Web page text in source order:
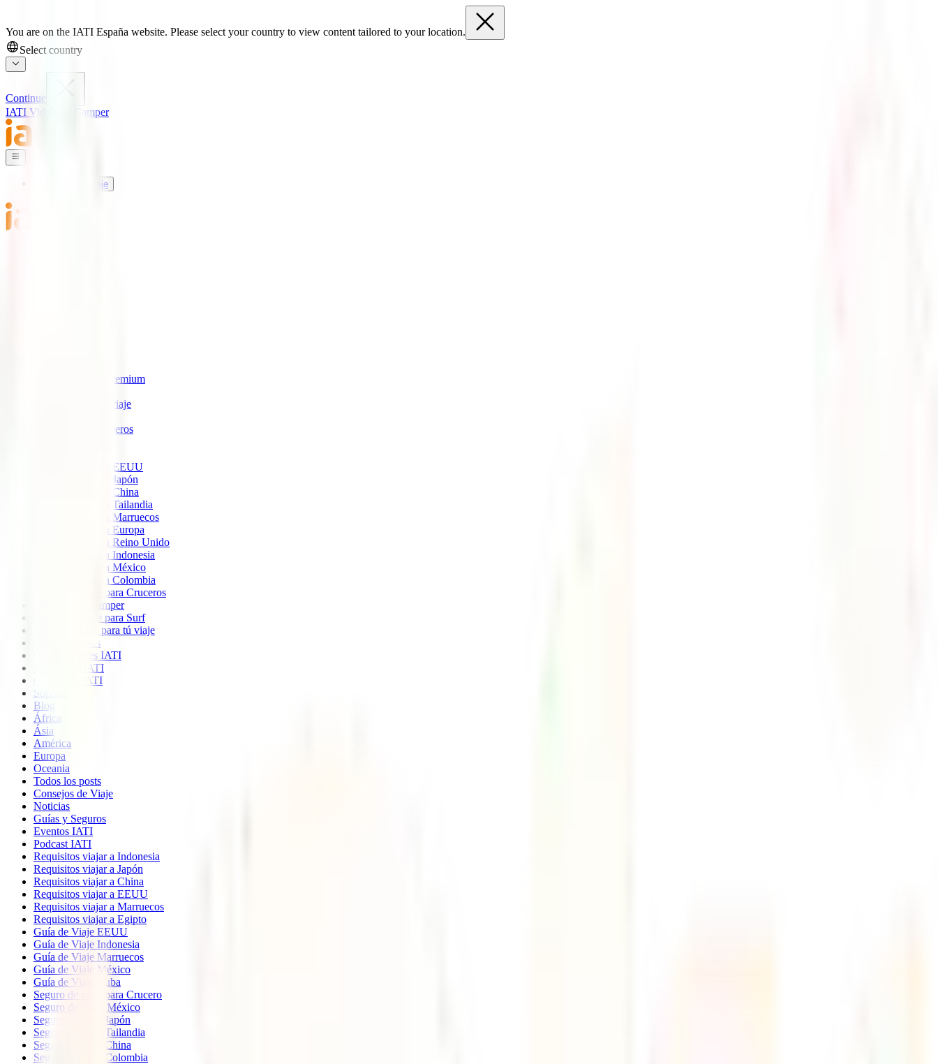
You are on the IATI España website. Please select your country to view content tailored to your location.
Select country
Continue
IATI Vida
IATI Camper
Seguros de Viaje
IATI Anulación Premium
IATI Anual Multiviaje
IATI Grandes Viajeros
Seguro de viaje a EEUU
Seguro de viaje a Japón
Seguro de viaje a China
Seguro de viaje a Tailandia
Seguro de viaje a Marruecos
Seguro de viaje a Europa
Seguro de viaje a Reino Unido
Seguro de viaje a Indonesia
Seguro de viaje a México
Seguro de viaje a Colombia
Seguro de viaje para Cruceros
Seguro para Camper
Seguro de viaje para Surf
Imprescindible para tú viaje
Quiénes somos
Colaboradores IATI
Descuento IATI
Opiniones IATI
Soporte
Blog
África
Ásia
América
Europa
Oceania
Todos los posts
Consejos de Viaje
Noticias
Guías y Seguros
Eventos IATI
Podcast IATI
Requisitos viajar a Indonesia
Requisitos viajar a Japón
Requisitos viajar a China
Requisitos viajar a EEUU
Requisitos viajar a Marruecos
Requisitos viajar a Egipto
Guía de Viaje EEUU
Guía de Viaje Indonesia
Guía de Viaje Marruecos
Guía de Viaje México
Guía de Viaje Cuba
Seguro de viaje para Crucero
Seguro de Viaje México
Seguro de viaje Japón
Seguro de viaje Tailandia
Seguro de viaje China
Seguro de viaje Colombia